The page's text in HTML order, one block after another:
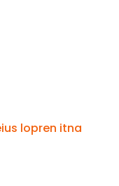
lopren itna